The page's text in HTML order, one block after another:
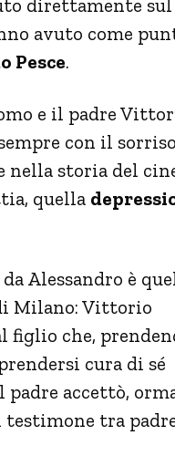
direttamente sul
avuto come
Pesce.
e il padre
con il
nella storia del
quella
Alessandro è
Milano: Vittorio
figlio che,
cura di sé
padre accettò,
testimone tra